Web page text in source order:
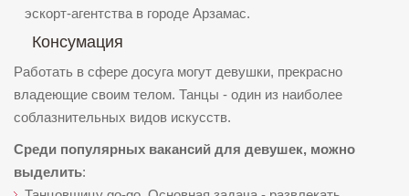
эскорт-агентства в городе Арзамас.
Консумация
Работать в сфере досуга могут девушки, прекрасно
владеющие своим телом. Танцы - один из наиболее
соблазнительных видов искусств.
Среди популярных вакансий для девушек, можно
выделить: